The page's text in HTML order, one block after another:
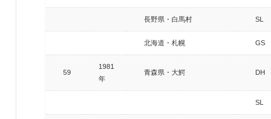
長野県・白馬村 SL
北海道・札幌 GS
59
1981
年
青森県・大鰐 DH
SL